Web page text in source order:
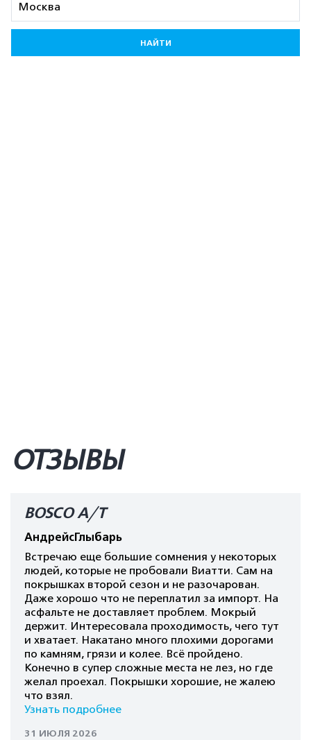
НАЙТИ
ОТЗЫВЫ
BOSCO A/T
АндрейсГлыбарь
Встречаю еще большие сомнения у некоторых
людей, которые не пробовали Виатти. Сам на
покрышках второй сезон и не разочарован.
Даже хорошо что не переплатил за импорт. На
асфальте не доставляет проблем. Мокрый
держит. Интересовала проходимость, чего тут
и хватает. Накатано много плохими дорогами
по камням, грязи и колее. Всё пройдено.
Конечно в супер сложные места не лез, но где
желал проехал. Покрышки хорошие, не жалею
что взял.
Узнать подробнее
31 ИЮЛЯ 2026